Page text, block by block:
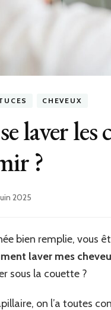
CHEVEUX
laver
?
2025
bien remplie, vous
laver mes
sous la couette ?
on l’a toutes